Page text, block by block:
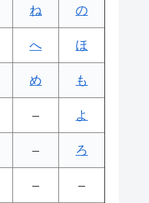
ね の
へ ほ
め も
– よ
– ろ
– –